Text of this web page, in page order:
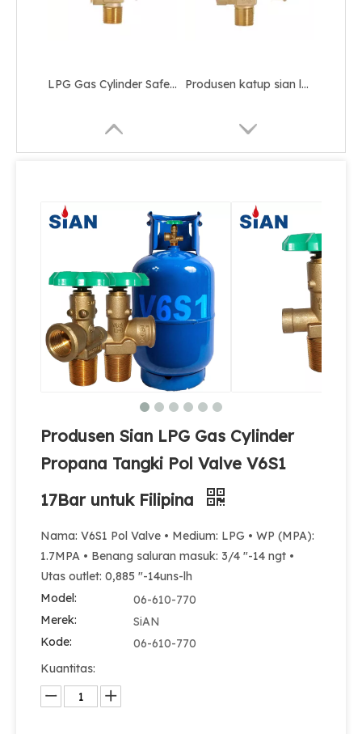
LPG Gas Cylinder Safety LPG Pol Valve untuk Meksiko Produsen katup sian lpg silinder keselamatan katup POL brass-v6
Produsen katup sian lpg silinder keselamatan katup Pol kuningan Katup fase cair sian-katup penarikan cairan LPG keamanan tinggi
Produsen Sian LPG Gas Cylinder
Propana Tangki Pol Valve V6S1
17Bar untuk Filipina
Nama: V6S1 Pol Valve • Medium: LPG • WP (MPA):
1.7MPA • Benang saluran masuk: 3/4 "-14 ngt •
Utas outlet: 0,885 "-14uns-lh
Model:
06-610-770
Merek:
SiAN
Kode:
06-610-770
Kuantitas: